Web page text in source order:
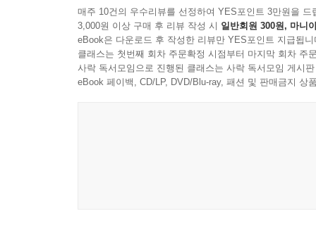
매주 10건의 우수리뷰를 선정하여 YES포인트 3만원을 드
3,000원 이상 구매 후 리뷰 작성 시 일반회원 300원, 마니
eBook은 다운로드 후 작성한 리뷰만 YES포인트 지급됩니
클래스는 첫번째 회차 주문확정 시점부터 마지막 회차 주
사락 독서모임으로 진행된 클래스는 사락 독서모임 게시
eBook 페이백, CD/LP, DVD/Blu-ray, 패션 및 판매금지 상